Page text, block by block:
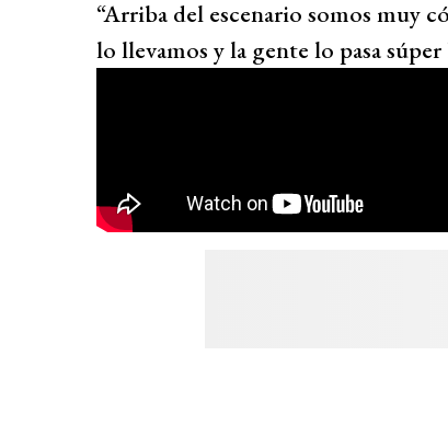
“Arriba del escenario somos muy
lo llevamos y la gente lo pasa